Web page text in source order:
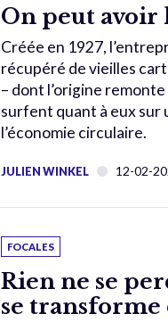
On peut avoir
Créée en 1927,
récupéré de vieilles
– dont l’origine
surfent quant à eux sur
l’économie circulaire.
JULIEN WINKEL 12-02-
FOCALES
Rien ne se
se transforme